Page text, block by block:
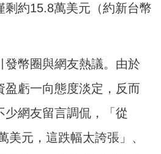
剩約15.8萬美元（約新台幣
發幣圈與網友熱議。由於
盈虧一向態度淡定，反而
少網友留言調侃，「從
美元，這跌幅太誇張」、